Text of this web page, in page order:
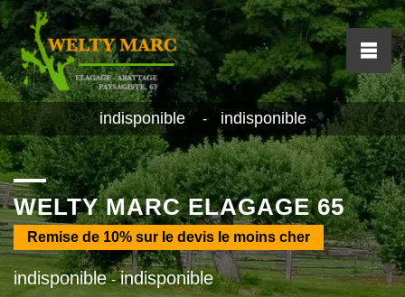
indisponible - indisponible
WELTY MARC ELAGAGE 65
Remise de 10% sur le devis le moins cher
indisponible - indisponible